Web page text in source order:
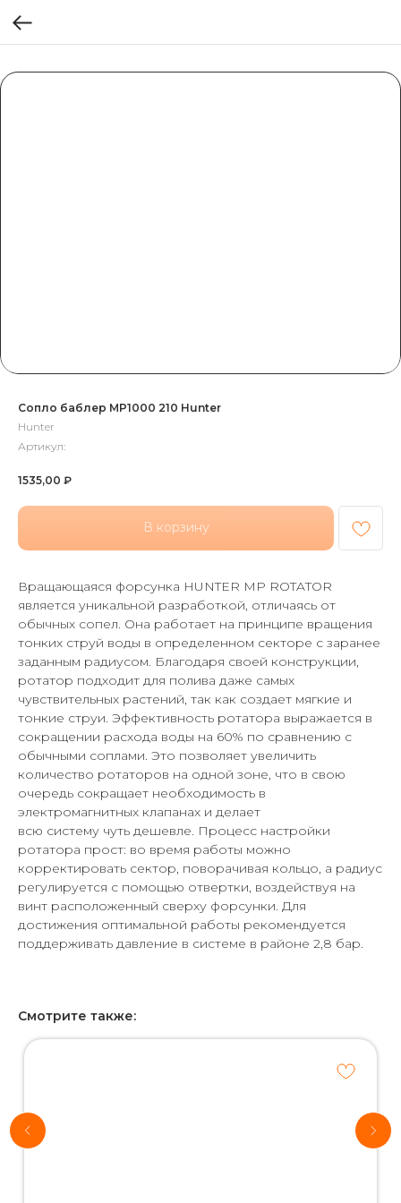
Сопло баблер MP1000 210 Hunter
Hunter
Артикул:
1535,00 ₽
В корзину
Вращающаяся форсунка HUNTER MP ROTATOR
является уникальной разработкой, отличаясь от
обычных сопел. Она работает на принципе вращения
тонких струй воды в определенном секторе с заранее
заданным радиусом. Благодаря своей конструкции,
ротатор подходит для полива даже самых
чувствительных растений, так как создает мягкие и
тонкие струи. Эффективность ротатора выражается в
сокращении расхода воды на 60% по сравнению с
обычными соплами. Это позволяет увеличить
количество ротаторов на одной зоне, что в свою
очередь сокращает необходимость в
электромагнитных клапанах и делает
всю систему чуть дешевле. Процесс настройки
ротатора прост: во время работы можно
корректировать сектор, поворачивая кольцо, а радиус
регулируется с помощью отвертки, воздействуя на
винт расположенный сверху форсунки. Для
достижения оптимальной работы рекомендуется
поддерживать давление в системе в районе 2,8 бар.
Смотрите также:
Хотитерассчитать
стоимость
*Используются
собственные
интеллектуальные